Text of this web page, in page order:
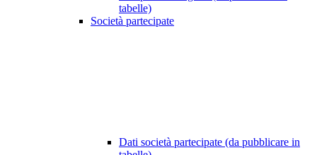
tabelle)
Società partecipate
Dati società partecipate (da pubblicare in